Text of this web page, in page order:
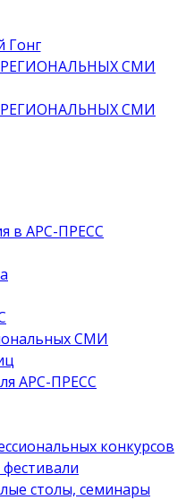
в АРС-ПРЕСС
СМИ
АРС-ПРЕСС
конкурсов
столы, семинары